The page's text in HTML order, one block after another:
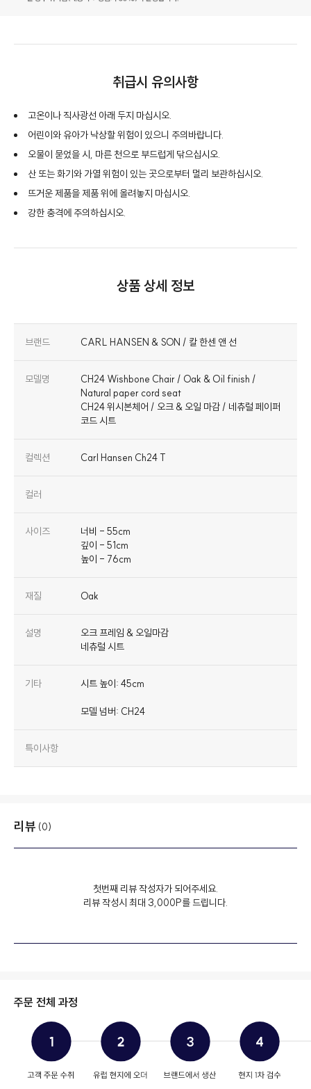
취급시 유의사항
고온이나 직사광선 아래 두지 마십시오.
어린이와 유아가 낙상할 위험이 있으니 주의바랍니다.
오물이 묻었을 시, 마른 천으로 부드럽게 닦으십시오.
산 또는 화기와 가열 위험이 있는 곳으로부터 멀리 보관하십시오.
뜨거운 제품을 제품 위에 올려놓지 마십시오.
강한 충격에 주의하십시오.
상품 상세 정보
브랜드 CARL HANSEN & SON / 칼 한센 앤 선
모델명
CH24 Wishbone Chair / Oak & Oil finish /
Natural paper cord seat
CH24 위시본체어 / 오크 & 오일 마감 / 네츄럴 페이퍼
코드 시트
컬렉션 Carl Hansen Ch24 T
컬러
사이즈
너비 - 55cm
깊이 - 51cm
높이 - 76cm
재질 Oak
설명
오크 프레임 & 오일마감
네츄럴 시트
기타 시트 높이: 45cm
모델 넘버: CH24
특이사항
리뷰 (0)
첫번째 리뷰 작성자가 되어주세요.
리뷰 작성시 최대 3,000P를 드립니다.
주문 전체 과정